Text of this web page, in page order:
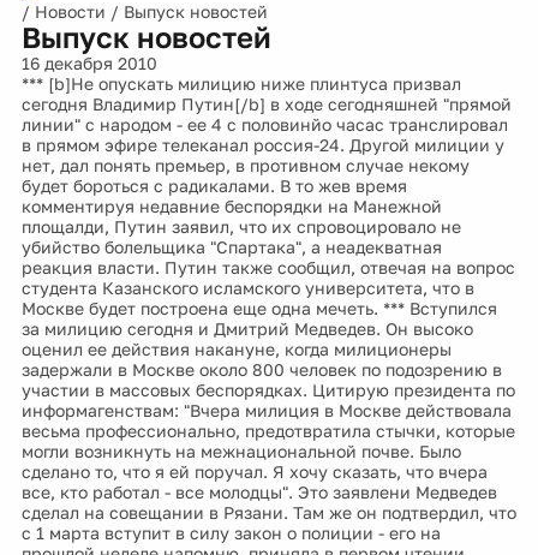
/ Новости / Выпуск новостей
Выпуск новостей
16 декабря 2010
*** [b]Не опускать милицию ниже плинтуса призвал
сегодня Владимир Путин[/b] в ходе сегодняшней "прямой
линии" с народом - ее 4 с половинйо часас транслировал
в прямом эфире телеканал россия-24. Другой милиции у
нет, дал понять премьер, в противном случае некому
будет бороться с радикалами. В то жев время
комментируя недавние беспорядки на Манежной
площалди, Путин заявил, что их спровоцировало не
убийство болельщика "Спартака", а неадекватная
реакция власти. Путин также сообщил, отвечая на вопрос
студента Казанского исламского университета, что в
Москве будет построена еще одна мечеть. *** Вступился
за милицию сегодня и Дмитрий Медведев. Он высоко
оценил ее действия накануне, когда милиционеры
задержали в Москве около 800 человек по подозрению в
участии в массовых беспорядках. Цитирую президента по
информагенствам: "Вчера милиция в Москве действовала
весьма профессионально, предотвратила стычки, которые
могли возникнуть на межнациональной почве. Было
сделано то, что я ей поручал. Я хочу сказать, что вчера
все, кто работал - все молодцы". Это заявлени Медведев
сделал на совещании в Рязани. Там же он подтвердил, что
с 1 марта вступит в силу закон о полиции - его на